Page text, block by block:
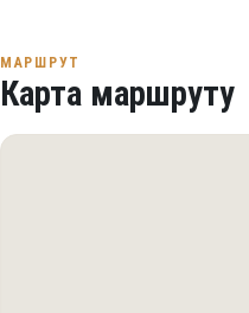
МАРШРУТ
Карта маршруту